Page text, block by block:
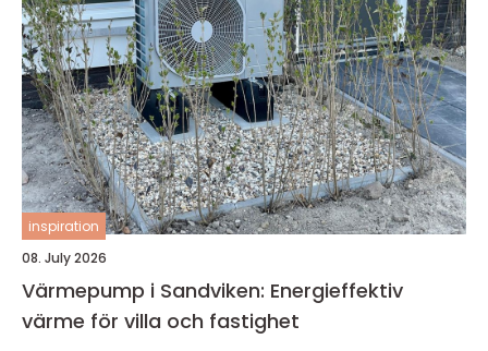
inspiration
08. July 2026
Värmepump i Sandviken: Energieffektiv
värme för villa och fastighet